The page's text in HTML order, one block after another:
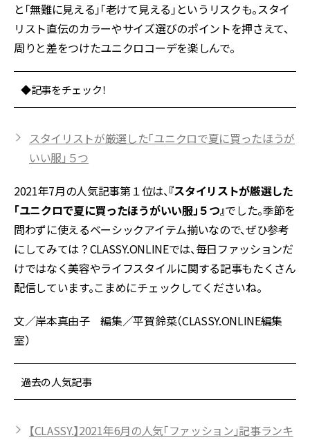
と「無難に見える」「老けて見える」というリスクも。スタイ
リスト直伝のカラーやサイズ選びのポイントを押さえて、
周りと差をつけたユニクロコーデを楽しんで。
◆記事をチェック！
スタイリストが厳選した「ユニクロで夏に買ったほうが
いい服」５つ
2021年7月の人気記事第１位は、『スタイリストが厳選した
「ユニクロで夏に買ったほうがいい服」５つ』でした。季節を
問わずに使えるベーシックアイテム揃いなので、ぜひ参考
にしてみては？CLASSY.ONLINEでは、毎日ファッションだ
けではなく美容やライフスタイルに関する記事もたくさん
配信しています。こまめにチェックしてくださいね。
文／岸本真由子 編集／平賀鈴菜（CLASSY.ONLINE編集
室）
過去の人気記事
【CLASSY.】2021年6月の人気「ファッション」記事ランキ